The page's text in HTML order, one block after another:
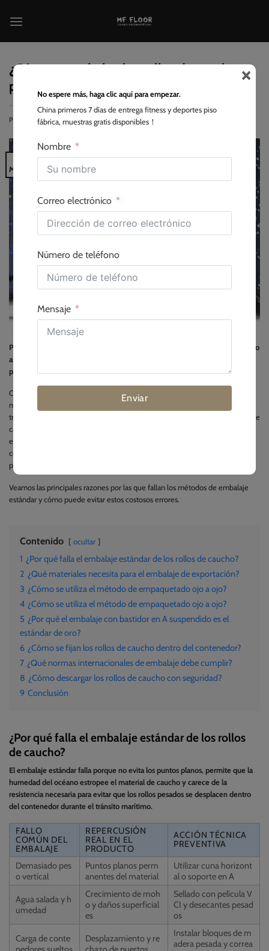
¿Cómo se embalan los rollos de caucho
para la exportación?
PUBLICADO EL 2026-05-16<SPAN CLASS="BY
Mayo
Para embalar rollos de caucho para la exportación, envuélvalos en film grueso
antihumedad, fíjelos a palés NIMF 15 con correas resistentes y utilice calzos
para evitar que se muevan.
Como director de instalaciones con años de experiencia en obras, sé que un
mal embalaje arruina un buen caucho. Si un rollo se estropea durante el
transporte, los plazos del proyecto y el presupuesto se resienten. Los rollos de
caucho son pesados y flexibles, lo que significa que necesitan un cuidado
especial antes de entrar en un contenedor de transporte. En esta guía,
compartiré los pasos exactos de embalaje que utilizamos para mantener los
productos seguros durante los largos viajes por mar.
Veamos las principales razones por las que fallan los métodos de embalaje
estándar y cómo puede evitar estos costosos errores.
Contenido ocultar
1 ¿Por qué falla el embalaje estándar de los rollos de caucho?
2 ¿Qué materiales necesita para el embalaje de exportación?
3 ¿Cómo se utiliza el método de empaquetado ojo a ojo?
4 ¿Cómo se utiliza el método de empaquetado ojo a ojo?
5 ¿Por qué el embalaje con bastidor en A suspendido es el
estándar de oro?
6 ¿Cómo se fijan los rollos de caucho dentro del contenedor?
7 ¿Qué normas internacionales de embalaje debe cumplir?
8 ¿Cómo descargar los rollos de caucho con seguridad?
9 Conclusión
¿Por qué falla el embalaje estándar de los rollos
de caucho?
El embalaje estándar falla porque no evita los puntos planos, permite que la
humedad del océano estropee el material de caucho y carece de la
resistencia necesaria para evitar que los rollos pesados se desplacen dentro
del contenedor durante el tránsito marítimo.
FALLO
COMÚN DEL
EMBALAJE
REPERCUSIÓN
REAL EN EL
PRODUCTO
ACCIÓN TÉCNICA
PREVENTIVA
Demasiado pes
o vertical
Puntos planos perm
anentes del material
Utilizar cuna horizont
al o soporte en A
Agua salada y h
umedad
Crecimiento de moh
o y daños superficial
es
Sellado con película V
CI y desecantes pesad
os
Carga de conte
Desplazamiento y re
Instalar bloques de m
adera pesada y correa
No espere más, haga clic aquí para empezar.
China primeros 7 días de entrega fitness y deportes piso
fábrica, muestras gratis disponibles！
Nombre
Correo electrónico
Número de teléfono
Mensaje
Enviar
×